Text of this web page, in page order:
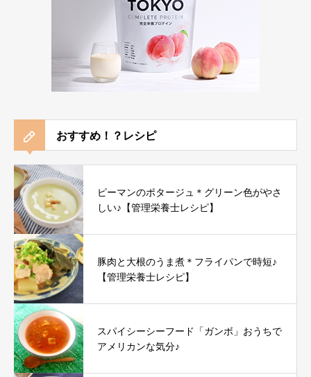
おすすめ！？レシピ
ピーマンのポタージュ＊グリーン色がやさ
しい♪【管理栄養士レシピ】
豚肉と大根のうま煮＊フライパンで時短♪
【管理栄養士レシピ】
スパイシーシーフード「ガンボ」おうちで
アメリカンな気分♪